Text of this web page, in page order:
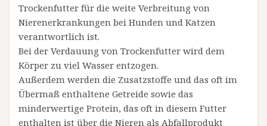
Trockenfutter für die weite Verbreitung von
Nierenerkrankungen bei Hunden und Katzen
verantwortlich ist.
Bei der Verdauung von Trockenfutter wird dem
Körper zu viel Wasser entzogen.
Außerdem werden die Zusatzstoffe und das oft im
Übermaß enthaltene Getreide sowie das
minderwertige Protein, das oft in diesem Futter
enthalten ist über die Nieren als Abfallprodukt